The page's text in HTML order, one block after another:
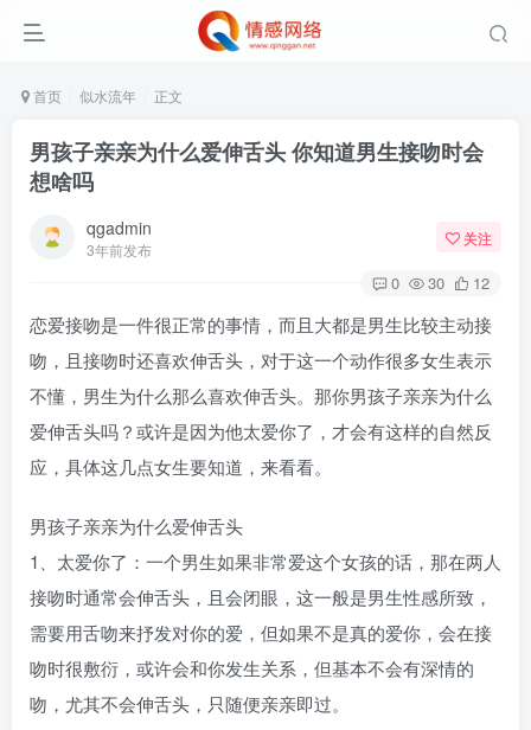
首页 似水流年 正文
男孩子亲亲为什么爱伸舌头 你知道男生接吻时会
想啥吗
qgadmin
3年前发布
关注
0 30 12
恋爱接吻是一件很正常的事情，而且大都是男生比较主动接
吻，且接吻时还喜欢伸舌头，对于这一个动作很多女生表示
不懂，男生为什么那么喜欢伸舌头。那你男孩子亲亲为什么
爱伸舌头吗？或许是因为他太爱你了，才会有这样的自然反
应，具体这几点女生要知道，来看看。
男孩子亲亲为什么爱伸舌头
1、太爱你了：一个男生如果非常爱这个女孩的话，那在两人
接吻时通常会伸舌头，且会闭眼，这一般是男生性感所致，
需要用舌吻来抒发对你的爱，但如果不是真的爱你，会在接
吻时很敷衍，或许会和你发生关系，但基本不会有深情的
吻，尤其不会伸舌头，只随便亲亲即过。